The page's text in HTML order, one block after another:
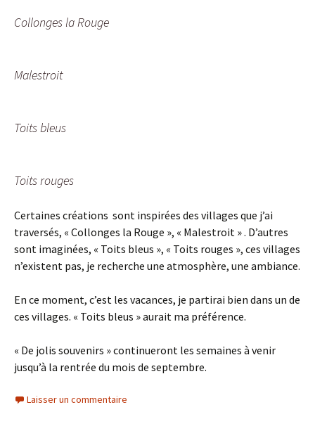
Collonges la Rouge
Malestroit
Toits bleus
Toits rouges
Certaines créations sont inspirées des villages que j’ai
traversés, « Collonges la Rouge », « Malestroit » . D’autres
sont imaginées, « Toits bleus », « Toits rouges », ces villages
n’existent pas, je recherche une atmosphère, une ambiance.
En ce moment, c’est les vacances, je partirai bien dans un de
ces villages. « Toits bleus » aurait ma préférence.
« De jolis souvenirs » continueront les semaines à venir
jusqu’à la rentrée du mois de septembre.
Laisser un commentaire